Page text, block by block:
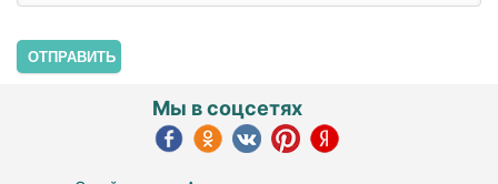
ОТПРАВИТЬ
Мы в соцсетях